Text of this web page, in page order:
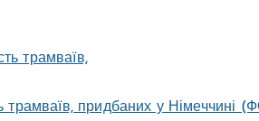
придбаних у Німеччині